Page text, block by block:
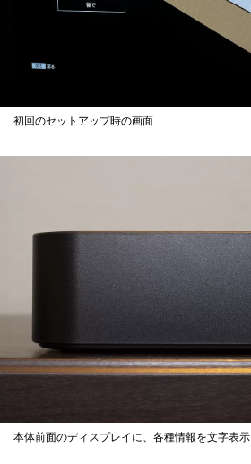
初回のセットアップ時の画面
本体前面のディスプレイに、各種情報を文字表示